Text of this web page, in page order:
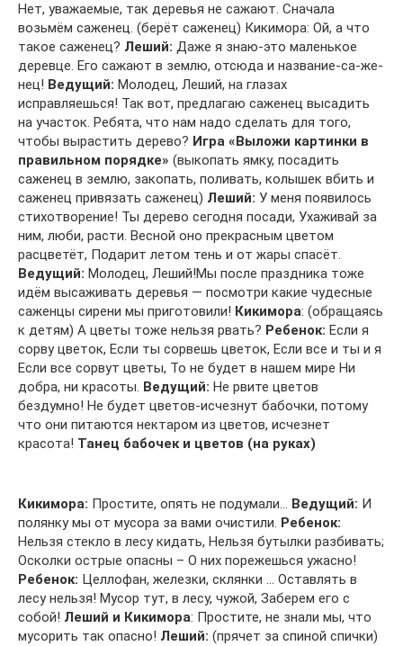
Нет, уважаемые, так деревья не сажают. Сначала
возьмём саженец. (берёт саженец) Кикимора: Ой, а что
такое саженец? Леший: Даже я знаю-это маленькое
деревце. Его сажают в землю, отсюда и название-са-же-
нец! Ведущий: Молодец, Леший, на глазах
исправляешься! Так вот, предлагаю саженец высадить
на участок. Ребята, что нам надо сделать для того,
чтобы вырастить дерево? Игра «Выложи картинки в
правильном порядке» (выкопать ямку, посадить
саженец в землю, закопать, поливать, колышек вбить и
саженец привязать саженец) Леший: У меня появилось
стихотворение! Ты дерево сегодня посади, Ухаживай за
ним, люби, расти. Весной оно прекрасным цветом
расцветёт, Подарит летом тень и от жары спасёт.
Ведущий: Молодец, Леший!Мы после праздника тоже
идём высаживать деревья — посмотри какие чудесные
саженцы сирени мы приготовили! Кикимора: (обращаясь
к детям) А цветы тоже нельзя рвать? Ребенок: Если я
сорву цветок, Если ты сорвешь цветок, Если все и ты и я
Если все сорвут цветы, То не будет в нашем мире Ни
добра, ни красоты. Ведущий: Не рвите цветов
бездумно! Не будет цветов-исчезнут бабочки, потому
что они питаются нектаром из цветов, исчезнет
красота! Танец бабочек и цветов (на руках)
Кикимора: Простите, опять не подумали… Ведущий: И
полянку мы от мусора за вами очистили. Ребенок:
Нельзя стекло в лесу кидать, Нельзя бутылки разбивать;
Осколки острые опасны – О них порежешься ужасно!
Ребенок: Целлофан, железки, склянки … Оставлять в
лесу нельзя! Мусор тут, в лесу, чужой, Заберем его с
собой! Леший и Кикимора: Простите, не знали мы, что
мусорить так опасно! Леший: (прячет за спиной спички)